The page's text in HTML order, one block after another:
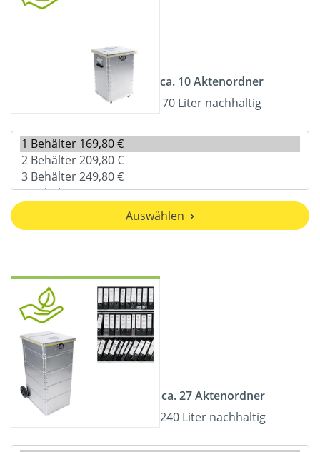
ca. 10 Aktenordner
70 Liter nachhaltig
Auswählen
ca. 27 Aktenordner
240 Liter nachhaltig